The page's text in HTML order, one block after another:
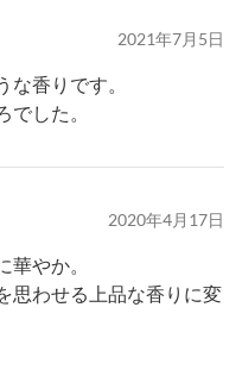
2021年7月5日
な香りです。
でした。
2020年4月17日
華やか。
思わせる上品な香りに変